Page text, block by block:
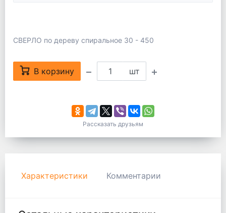
СВЕРЛО по дереву спиральное 30 - 450
В корзину шт
Рассказать друзьям
Характеристики Комментарии